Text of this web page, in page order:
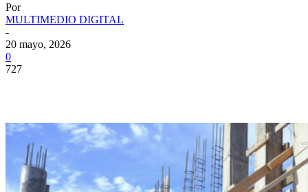
Por
MULTIMEDIO DIGITAL
-
20 mayo, 2026
0
727